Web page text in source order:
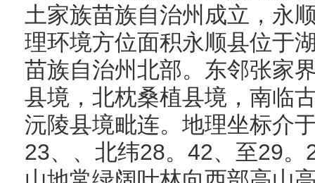
土家族苗族自治州成立，永
理环境方位面积永顺县位于
苗族自治州北部。东邻张家
县境，北枕桑植县境，南临
沅陵县境毗连。地理坐标介
23、、北纬28。42、至29